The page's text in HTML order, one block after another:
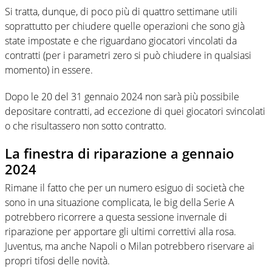
Si tratta, dunque, di poco più di quattro settimane utili
soprattutto per chiudere quelle operazioni che sono già
state impostate e che riguardano giocatori vincolati da
contratti (per i parametri zero si può chiudere in qualsiasi
momento) in essere.
Dopo le 20 del 31 gennaio 2024 non sarà più possibile
depositare contratti, ad eccezione di quei giocatori svincolati
o che risultassero non sotto contratto.
La finestra di riparazione a gennaio
2024
Rimane il fatto che per un numero esiguo di società che
sono in una situazione complicata, le big della Serie A
potrebbero ricorrere a questa sessione invernale di
riparazione per apportare gli ultimi correttivi alla rosa.
Juventus, ma anche Napoli o Milan potrebbero riservare ai
propri tifosi delle novità.